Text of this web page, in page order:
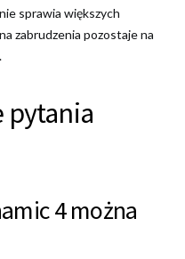
sprawia większych
zabrudzenia pozostaje na
pytania
4 można